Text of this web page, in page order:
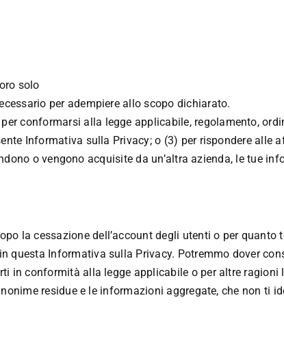
solo
per adempiere allo scopo dichiarato.
conformarsi alla legge applicabile, regolamento,
Informativa sulla Privacy; o (3) per rispondere alle
o vengono acquisite da un’altra azienda, le tue
la cessazione dell’account degli utenti o per quanto
questa Informativa sulla Privacy. Potremmo dover
in conformità alla legge applicabile o per altre ragioni
residue e le informazioni aggregate, che non ti